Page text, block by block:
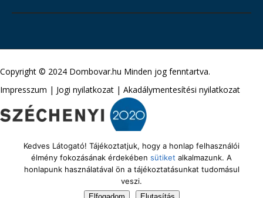
Copyright © 2024 Dombovar.hu Minden jog fenntartva.
Impresszum | Jogi nyilatkozat | Akadálymentesítési nyilatkozat
Kedves Látogató! Tájékoztatjuk, hogy a honlap felhasználói
élmény fokozásának érdekében sütiket alkalmazunk. A
honlapunk használatával ön a tájékoztatásunkat tudomásul
veszi.